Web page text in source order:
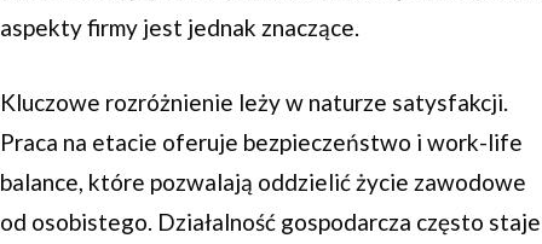
aspekty firmy jest jednak znaczące.
Kluczowe rozróżnienie leży w naturze satysfakcji.
Praca na etacie oferuje bezpieczeństwo i work-life
balance, które pozwalają oddzielić życie zawodowe
od osobistego. Działalność gospodarcza często staje